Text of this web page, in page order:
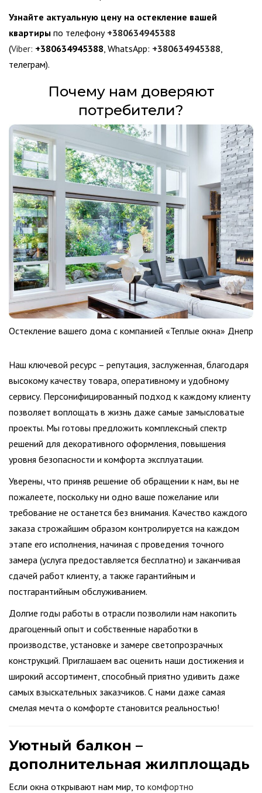
Узнайте актуальную цену на остекление вашей
квартиры по телефону +380634945388
(Viber: +380634945388 , WhatsApp: +380634945388
телеграм).
Почему нам доверяют
потребители?
Остекление вашего дома с компанией «Теплые окна» Днепр
Наш ключевой ресурс – репутация, заслуженная, благодаря
высокому качеству товара, оперативному и удобному
сервису. Персонифицированный подход к каждому клиенту
позволяет воплощать в жизнь даже самые замысловатые
проекты. Мы готовы предложить комплексный спектр
решений для декоративного оформления, повышения
уровня безопасности и комфорта эксплуатации.
Уверены, что приняв решение об обращении к нам, вы не
пожалеете, поскольку ни одно ваше пожелание или
требование не останется без внимания. Качество каждого
заказа строжайшим образом контролируется на каждом
этапе его исполнения, начиная с проведения точного
замера (услуга предоставляется бесплатно) и заканчивая
сдачей работ клиенту, а также гарантийным и
постгарантийным обслуживанием.
Долгие годы работы в отрасли позволили нам накопить
драгоценный опыт и собственные наработки в
производстве, установке и замере светопрозрачных
конструкций. Приглашаем вас оценить наши достижения и
широкий ассортимент, способный приятно удивить даже
самых взыскательных заказчиков. С нами даже самая
смелая мечта о комфорте становится реальностью!
Уютный балкон –
дополнительная жилплощадь
Если окна открывают нам мир, то комфортно